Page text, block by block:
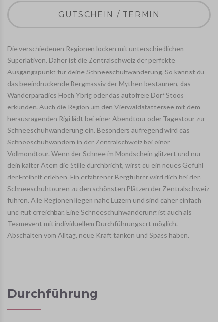
GUTSCHEIN / TERMIN
Die verschiedenen Regionen locken mit unterschiedlichen
Superlativen. Daher ist die Zentralschweiz der perfekte
Ausgangspunkt für deine Schneeschuhwanderung. So kannst du
das beeindruckende Bergmassiv der Mythen bestaunen, das
Wanderparadies Hoch Ybrig oder das autofreie Dorf Stoos
erkunden. Auch die Region um den Vierwaldstättersee mit dem
herausragenden Rigi lädt bei einer Abendtour oder Tagestour zur
Schneeschuhwanderung ein. Besonders aufregend wird das
Schneeschuhwandern in der Zentralschweiz bei einer
Vollmondtour. Wenn der Schnee im Mondschein glitzert und nur
dein kalter Atem die Stille durchbricht, wirst du ein neues Gefühl
der Freiheit erleben. Ein erfahrener Bergführer wird dich bei den
Schneeschuhtouren zu den schönsten Plätzen der Zentralschweiz
führen. Alle Regionen liegen nahe Luzern und sind daher einfach
und gut erreichbar. Eine Schneeschuhwanderung ist auch als
Teamevent mit individuellem Durchführungsort möglich.
Abschalten vom Alltag, neue Kraft tanken und Spass haben.
Durchführung